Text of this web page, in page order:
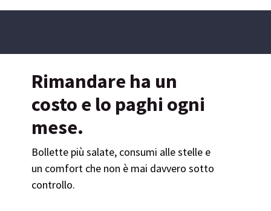
Rimandare ha un
costo e lo paghi ogni
mese.
Bollette più salate, consumi alle stelle e
un comfort che non è mai davvero sotto
controllo.